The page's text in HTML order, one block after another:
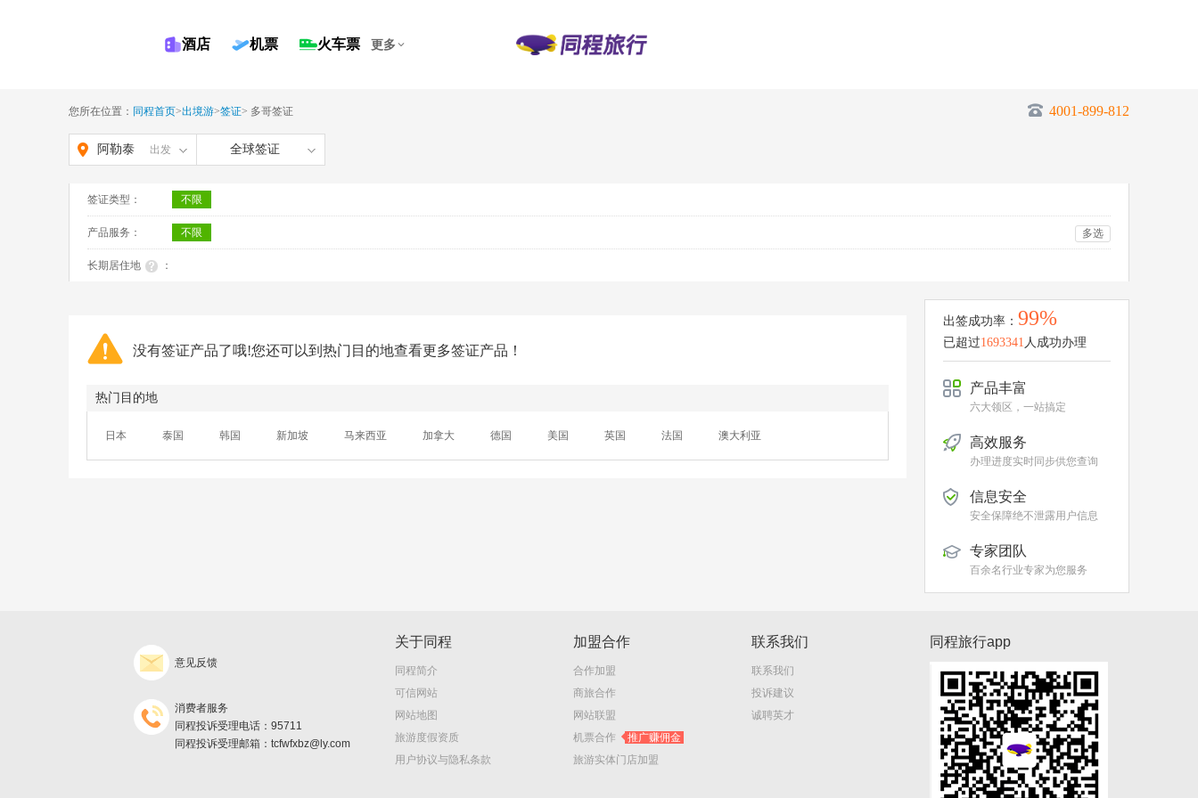
酒店 机票 火车票 更多
您所在位置： 同程首页>出境游>签证> 多哥签证 4001-899-812
阿勒泰 出发 全球签证
签证类型： 不限
产品服务： 不限 多选
长期居住地 ：
没有签证产品了哦!您还可以到热门目的地查看更多签证产品！
热门目的地
日本 泰国 韩国 新加坡 马来西亚 加拿大 德国 美国 英国 法国 澳大利亚
出签成功率： 99%
已超过1693341 人成功办理
产品丰富
六大领区，一站搞定
高效服务
办理进度实时同步供您查询
信息安全
安全保障绝不泄露用户信息
专家团队
百余名行业专家为您服务
意见反馈
消费者服务
同程投诉受理电话：95711
同程投诉受理邮箱：tcfwfxbz@ly.com
关于同程
同程简介
可信网站
网站地图
旅游度假资质
用户协议与隐私条款
加盟合作
合作加盟
商旅合作
网站联盟
机票合作
推广赚佣金
旅游实体门店加盟
联系我们
联系我们
投诉建议
诚聘英才
同程旅行app